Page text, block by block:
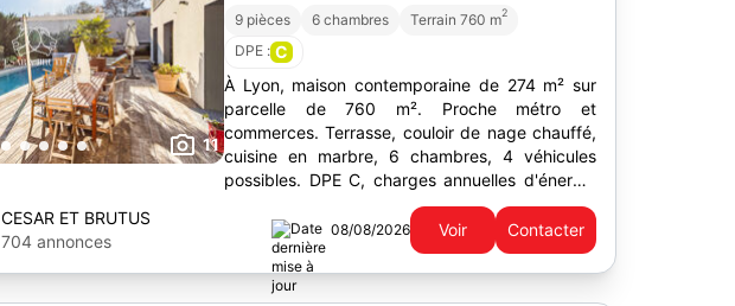
11
9 pièces 6 chambres Terrain 760 m2
DPE : C
À Lyon, maison contemporaine de 274 m² sur
parcelle de 760 m². Proche métro et
commerces. Terrasse, couloir de nage chauffé,
cuisine en marbre, 6 chambres, 4 véhicules
possibles. DPE C, charges annuelles d'énergie
CESAR ET BRUTUS
TRANSACTION
704 annonces
08/08/2026 Voir Contacter